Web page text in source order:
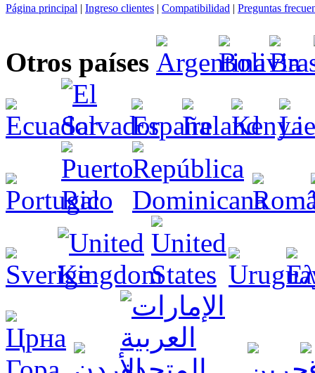
Página principal | Ingreso clientes | Compatibilidad | Preguntas
Otros países